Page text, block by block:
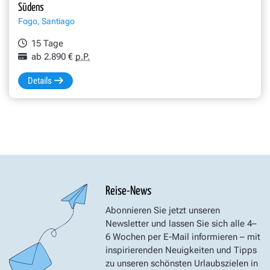
Südens
Fogo, Santiago
15 Tage
ab 2.890 € p.P.
Details
Reise-News
Abonnieren Sie jetzt unseren
Newsletter und lassen Sie sich alle 4–
6 Wochen per E-Mail informieren – mit
inspirierenden Neuigkeiten und Tipps
zu unseren schönsten Urlaubszielen in